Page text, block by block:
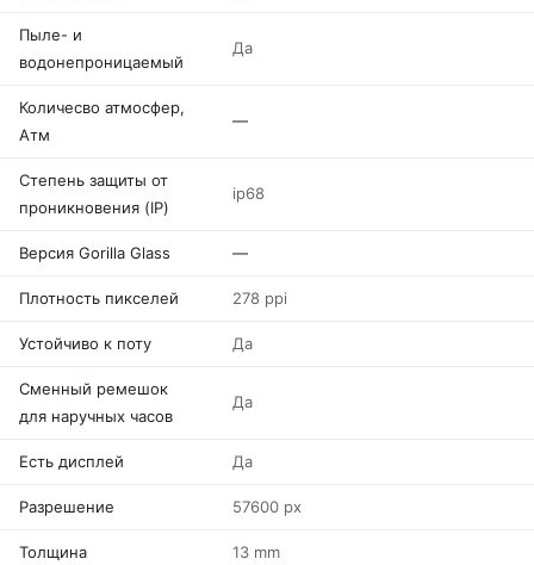
Пыле- и
водонепроницаемый
Да
Количесво атмосфер,
Атм
—
Степень защиты от
проникновения (IP)
ip68
Версия Gorilla Glass —
Плотность пикселей 278 ppi
Устойчиво к поту Да
Сменный ремешок
для наручных часов
Да
Есть дисплей Да
Разрешение 57600 px
Толщина 13 mm